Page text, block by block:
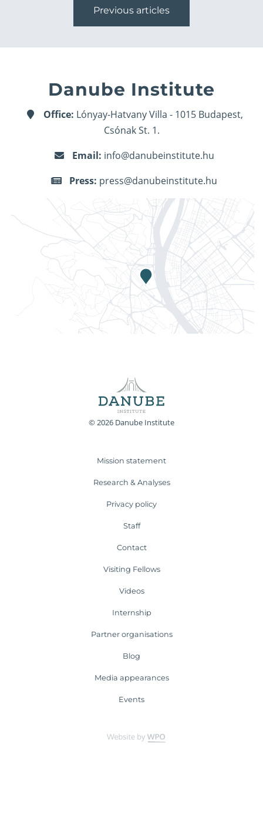
Previous articles
Danube Institute
Office: Lónyay-Hatvany Villa - 1015 Budapest,
Csónak St. 1.
Email: info@danubeinstitute.hu
Press: press@danubeinstitute.hu
© 2026 Danube Institute
Mission statement
Research & Analyses
Privacy policy
Staff
Contact
Visiting Fellows
Videos
Internship
Partner organisations
Blog
Media appearances
Events